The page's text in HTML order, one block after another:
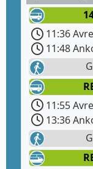
11:36
11:48
11:55
13:36